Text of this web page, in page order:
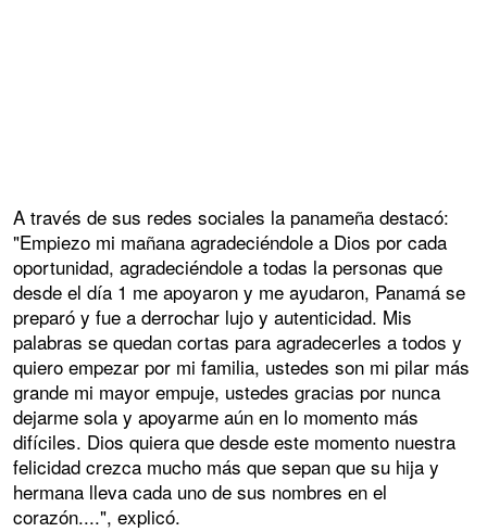
A través de sus redes sociales la panameña destacó:
"Empiezo mi mañana agradeciéndole a Dios por cada
oportunidad, agradeciéndole a todas la personas que
desde el día 1 me apoyaron y me ayudaron, Panamá se
preparó y fue a derrochar lujo y autenticidad. Mis
palabras se quedan cortas para agradecerles a todos y
quiero empezar por mi familia, ustedes son mi pilar más
grande mi mayor empuje, ustedes gracias por nunca
dejarme sola y apoyarme aún en lo momento más
difíciles. Dios quiera que desde este momento nuestra
felicidad crezca mucho más que sepan que su hija y
hermana lleva cada uno de sus nombres en el
corazón....", explicó.